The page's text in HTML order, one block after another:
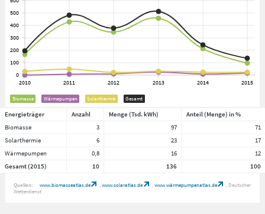
Biomasse Wärmepumpen Solarthermie Gesamt
Energieträger Anzahl Menge (Tsd. kWh)
Anteil (Menge) in %
Biomasse
3 97
71
Solarthermie
6 23
17
Wärmepumpen
0,8 16
12
Gesamt (2015)
10 136 100
Quellen: www.biomasseatlas.de www.solaratlas.de www.wärmepumpenatlas.de
Deutscher
Wetterdienst